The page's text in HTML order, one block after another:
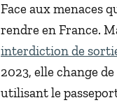
Face aux menaces
rendre en France.
interdiction de
2023, elle change
utilisant le